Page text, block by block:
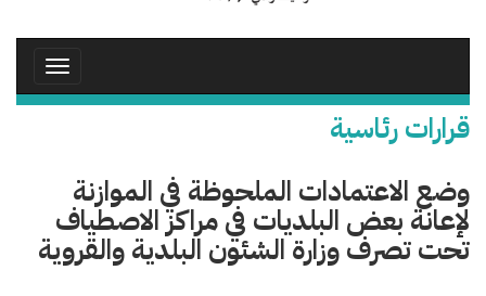
Toggle
قرارات رئاسية
وضع الاعتمادات الملحوظة في الموازنة
لإعانة بعض البلديات في مراكز الاصطياف
تحت تصرف وزارة الشئون البلدية والقروية